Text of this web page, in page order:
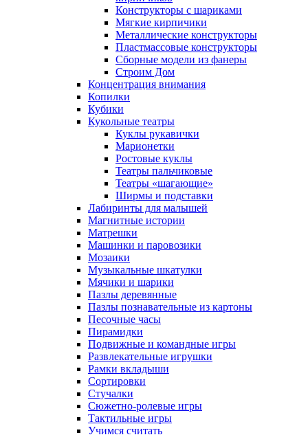
Конструкторы с шариками
Мягкие кирпичики
Металлические конструкторы
Пластмассовые конструкторы
Сборные модели из фанеры
Строим Дом
Концентрация внимания
Копилки
Кубики
Кукольные театры
Куклы рукавички
Марионетки
Ростовые куклы
Театры пальчиковые
Театры «шагающие»
Ширмы и подставки
Лабиринты для малышей
Магнитные истории
Матрешки
Машинки и паровозики
Мозаики
Музыкальные шкатулки
Мячики и шарики
Пазлы деревянные
Пазлы познавательные из картоны
Песочные часы
Пирамидки
Подвижные и командные игры
Развлекательные игрушки
Рамки вкладыши
Сортировки
Стучалки
Сюжетно-ролевые игры
Тактильные игры
Учимся считать